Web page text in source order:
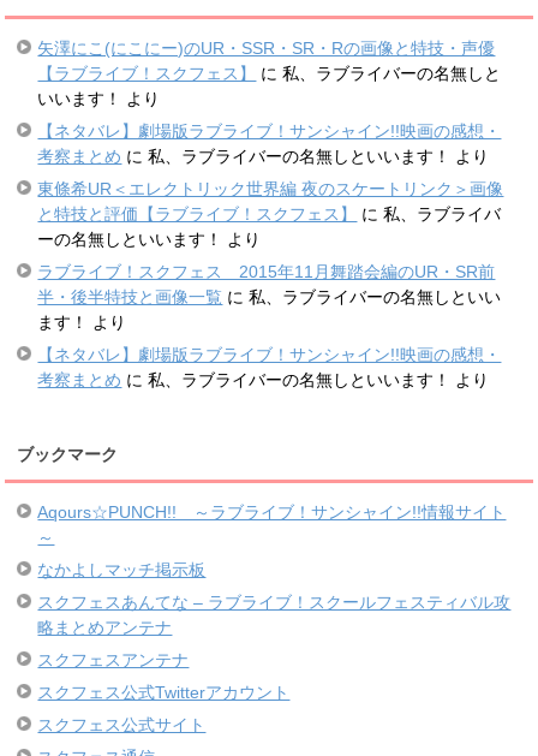
矢澤にこ(にこにー)のUR・SSR・SR・Rの画像と特技・声優
【ラブライブ！スクフェス】
に私、ラブライバーの名無しと
いいます！
より
【ネタバレ】劇場版ラブライブ！サンシャイン!!映画の感想・
考察まとめ に私、ラブライバーの名無しといいます！
より
東條希UR＜エレクトリック世界編 夜のスケートリンク＞画像
と特技と評価【ラブライブ！スクフェス】
に私、ラブライバ
ーの名無しといいます！
より
ラブライブ！スクフェス 2015年11月舞踏会編のUR・SR前
半・後半特技と画像一覧 に私、ラブライバーの名無しといい
ます！
より
【ネタバレ】劇場版ラブライブ！サンシャイン!!映画の感想・
考察まとめ に私、ラブライバーの名無しといいます！ より
ブックマーク
Aqours☆PUNCH!! ～ラブライブ！サンシャイン!!情報サイト
～
なかよしマッチ掲示板
スクフェスあんてな – ラブライブ！スクールフェスティバル攻
略まとめアンテナ
スクフェスアンテナ
スクフェス公式Twitterアカウント
スクフェス公式サイト